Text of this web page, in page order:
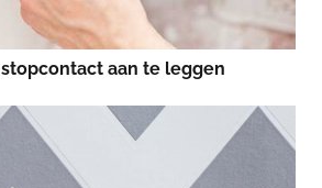
aan te leggen